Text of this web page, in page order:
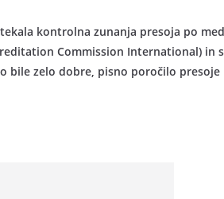
kontrolna zunanja presoja po
Commission International) in
bile zelo dobre, pisno poročilo